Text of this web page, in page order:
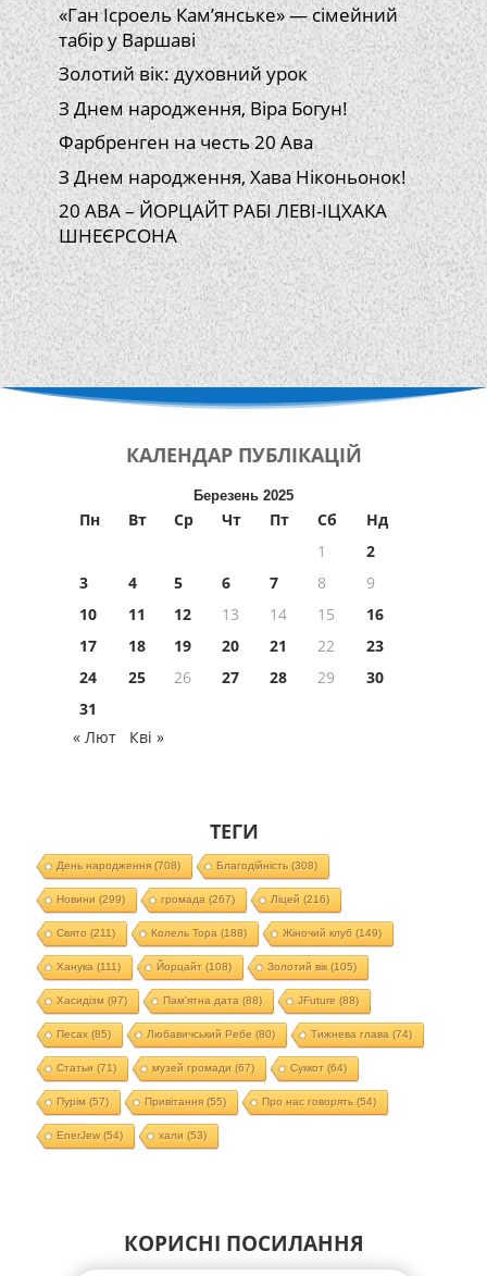
«Ган Ісроель Кам’янське» — сімейний
табір у Варшаві
Золотий вік: духовний урок
З Днем народження, Віра Богун!
Фарбренген на честь 20 Ава
З Днем народження, Хава Ніконьонок!
20 АВА – ЙОРЦАЙТ РАБІ ЛЕВІ-ІЦХАКА
ШНЕЄРСОНА
КАЛЕНДАР ПУБЛІКАЦІЙ
Березень 2025
Пн Вт Ср Чт Пт Сб
Нд
1
2
3
4 5 6 7 8
9
10
11 12 13 14 15
16
17
18 19 20 21 22
23
24
25 26 27 28 29
30
31
« Лют
Кві »
ТЕГИ
День народження(708) Благодійність (308)
Новини (299) громада (267) Ліцей (216)
Свято (211) Колель Тора (188) Жіночий клуб (149)
Ханука (111) Йорцайт (108) Золотий вік(105)
Хасидізм (97) Пам'ятна дата (88) JFuture (88)
Песах(85) Любавичський Ребе (80) Тижнева глава (74)
Статьи (71) музей громади (67) Суккот (64)
Пурім (57) Привітання(55) Про нас говорять (54)
EnerJew(54) хали (53)
КОРИСНІ ПОСИЛАННЯ